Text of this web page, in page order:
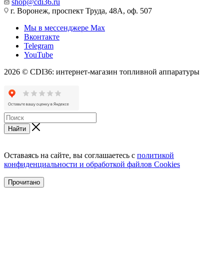
г. Воронеж, проспект Труда, 48А, оф. 507
Мы в мессенджере Max
Вконтакте
Telegram
YouTube
2026 © CDI36: интернет-магазин топливной аппаратуры
Найти
Оставаясь на сайте, вы соглашаетесь с политикой
конфиденциальности и обработкой файлов Cookies
Прочитано